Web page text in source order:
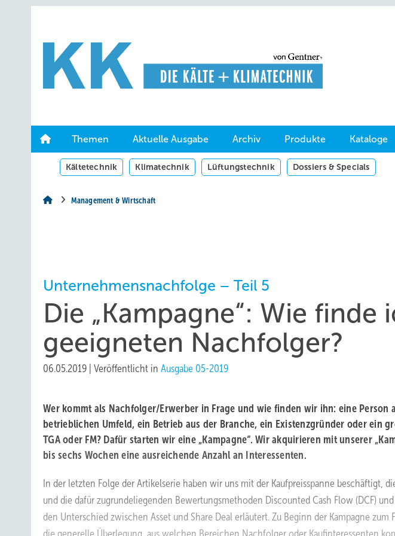
Hauptinhalt
Hauptmenü
Themen Aktuelle Ausgabe Archiv Produkte Kataloge
Kältetechnik Klimatechnik Lüftungstechnik Dossiers & Specials
Management & Wirtschaft
Unternehmensnachfolge – Teil 5
Die „Kampagne“: Wie finde
geeigneten Nachfolger?
06.05.2019 Veröffentlicht in Ausgabe 05-2019
Wer kommt als Nachfolger/Erwerber in Frage und wie finden wir ihn: eine Person
betrieblichen Umfeld, ein Betrieb aus der Branche, ein Existenzgründer oder ein
TGA oder FM? Dafür starten wir eine „Kampagne“. Wir akquirieren mit unserer
bis sechs Wochen eine ausreichende Anzahl an Interessenten.
In der letzten Folge der Artikelserie haben wir uns mit der Kaufpreisspanne beschäftigt,
und die dafür zugrundeliegenden Bewertungsmethoden Discounted Cash Flow (DCF)
den Unterschied zwischen Asset und Share Deal erläutert. Zu Beginn der Kampagne
die generelle Überlegung, aus welchen Bereichen Nachfolger oder Kaufinteressenten